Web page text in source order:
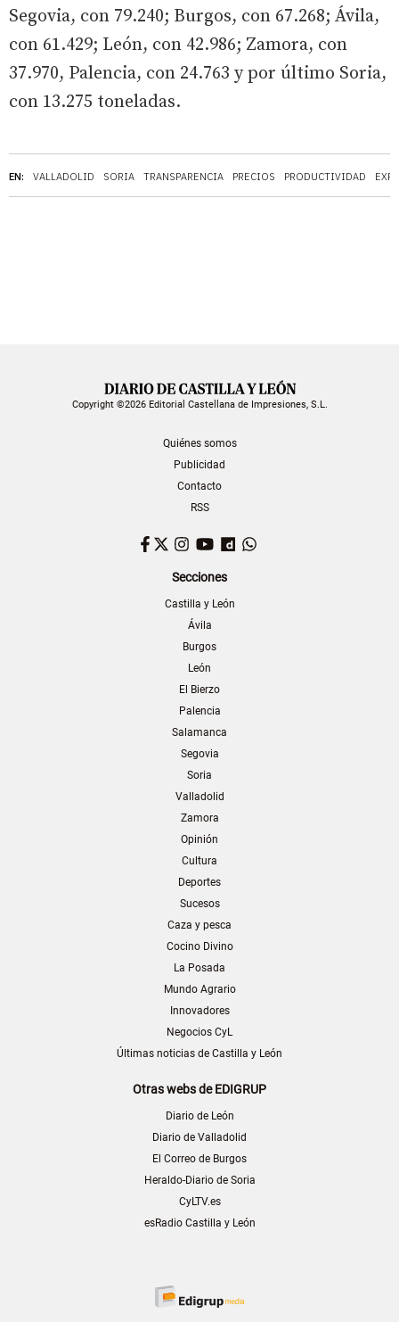
EN: VALLADOLID SORIA TRANSPARENCIA PRECIOS PRODUCTIVIDAD
Segovia, con 79.240; Burgos, con 67.268; Ávila,
con 61.429; León, con 42.986; Zamora, con
37.970, Palencia, con 24.763 y por último Soria,
con 13.275 toneladas.
Copyright ©2026 Editorial Castellana de Impresiones, S.L.
Quiénes somos
Publicidad
Contacto
RSS
Facebook
TwitterInstagram
YouTubeDailymotion
Secciones
Castilla y León
Ávila
Burgos
León
El Bierzo
Palencia
Salamanca
Segovia
Soria
Valladolid
Zamora
Opinión
Cultura
Deportes
Sucesos
Caza y pesca
Cocino Divino
La Posada
Mundo Agrario
Innovadores
Negocios CyL
Últimas noticias de Castilla y León
Otras webs de EDIGRUP
Diario de León
Diario de Valladolid
El Correo de Burgos
Heraldo-Diario de Soria
CyLTV.es
esRadio Castilla y León